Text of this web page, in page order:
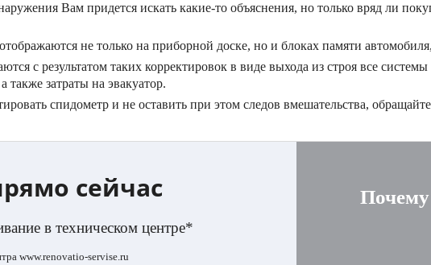
Вам придется искать какие-то объяснения, но только вряд ли
не только на приборной доске, но и блоках памяти
с результатом таких корректировок в виде выхода из строя все
также затраты на эвакуатор.
спидометр и не оставить при этом следов вмешательства,
сейчас
в техническом центре*
www.renovatio-servise.ru
Почему